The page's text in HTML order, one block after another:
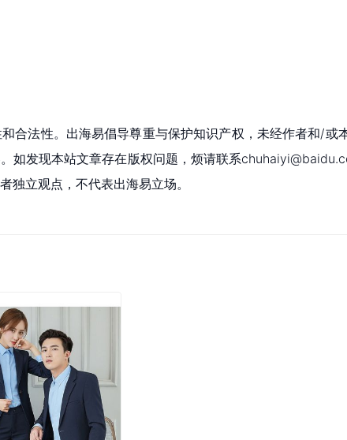
合法性。出海易倡导尊重与保护知识产权，未经作者和/或
如发现本站文章存在版权问题，烦请联系
独立观点，不代表出海易立场。